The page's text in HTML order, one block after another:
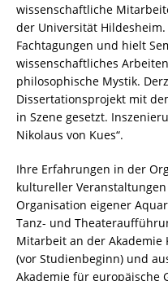
wissenschaftliche
der Universität
Fachtagungen und hielt
wissenschaftliches
philosophische Mystik.
Dissertationsprojekt mit
in Szene gesetzt.
Nikolaus von Kues“.
Ihre Erfahrungen in der
kultureller
Organisation eigener
Tanz- und
Mitarbeit an der
(vor Studienbeginn) und
Akademie für europäische